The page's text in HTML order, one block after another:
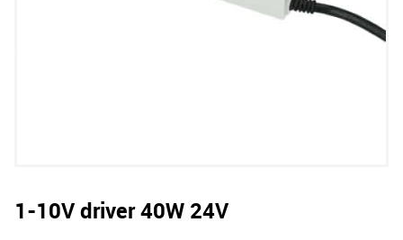
1-10V driver 40W 24V